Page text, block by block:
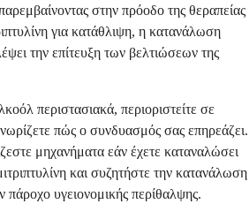
στην πρόοδο της θεραπείας
για κατάθλιψη, η κατανάλωση
την επίτευξη των βελτιώσεων της
περιστασιακά, περιοριστείτε σε
πώς ο συνδυασμός σας επηρεάζει.
μηχανήματα εάν έχετε καταναλώσει
και συζητήστε την κατανάλωση
πάροχο υγειονομικής περίθαλψης.